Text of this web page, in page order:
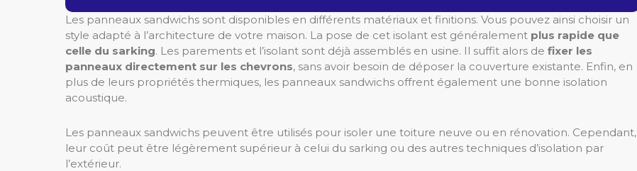
Les panneaux sandwichs sont disponibles en différents matériaux et finitions. Vous pouvez ainsi choisir un
style adapté à l’architecture de votre maison. La pose de cet isolant est généralement plus rapide que
celle du sarking. Les parements et l’isolant sont déjà assemblés en usine. Il suffit alors de fixer les
panneaux directement sur les chevrons, sans avoir besoin de déposer la couverture existante. Enfin, en
plus de leurs propriétés thermiques, les panneaux sandwichs offrent également une bonne isolation
acoustique.
Les panneaux sandwichs peuvent être utilisés pour isoler une toiture neuve ou en rénovation. Cependant,
leur coût peut être légèrement supérieur à celui du sarking ou des autres techniques d’isolation par
l’extérieur.